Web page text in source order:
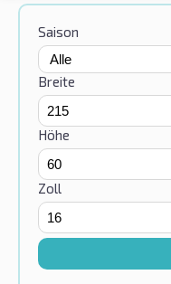
Saison
Breite
Höhe
Zoll